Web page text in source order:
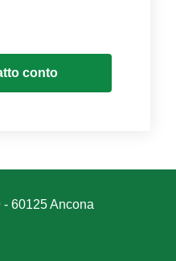
conto
60125 Ancona